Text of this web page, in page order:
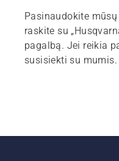
Pasinaudokite
raskite su
pagalbą. Jei reikia
susisiekti su mumis.